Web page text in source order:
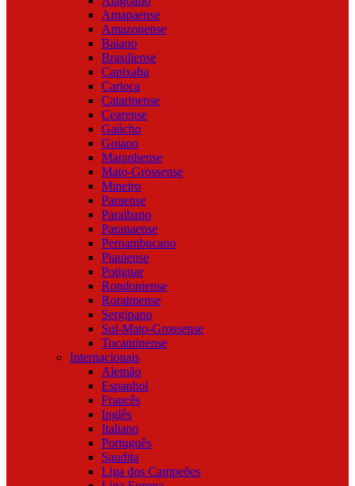
Amapaense
Amazonense
Baiano
Brasiliense
Capixaba
Carioca
Catarinense
Cearense
Gaúcho
Goiano
Maranhense
Mato-Grossense
Mineiro
Paraense
Paraibano
Paranaense
Pernambucano
Piauiense
Potiguar
Rondoniense
Roraimense
Sergipano
Sul-Mato-Grossense
Tocantinense
Internacionais
Alemão
Espanhol
Francês
Inglês
Italiano
Português
Saudita
Liga dos Campeões